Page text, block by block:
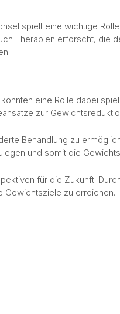
spielt eine wichtige
Therapien erforscht, die
eine Rolle dabei
zur
Behandlung zu
und somit die
für die Zukunft.
Gewichtsziele zu erreichen.